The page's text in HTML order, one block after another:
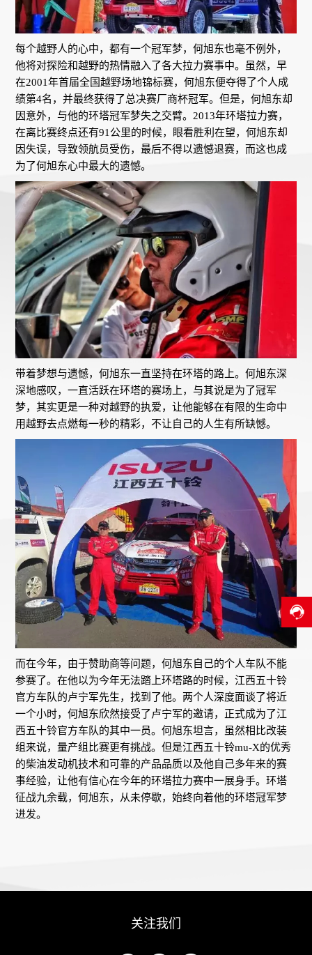
每个越野人的心中，都有一个冠军梦，何旭东也毫不例外，
他将对探险和越野的热情融入了各大拉力赛事中。虽然，早
在2001年首届全国越野场地锦标赛，何旭东便夺得了个人成
绩第4名，并最终获得了总决赛厂商杯冠军。但是，何旭东却
因意外，与他的环塔冠军梦失之交臂。2013年环塔拉力赛，
在离比赛终点还有91公里的时候，眼看胜利在望，何旭东却
因失误，导致领航员受伤，最后不得以遗憾退赛，而这也成
为了何旭东心中最大的遗憾。
带着梦想与遗憾，何旭东一直坚持在环塔的路上。何旭东深
深地感叹，一直活跃在环塔的赛场上，与其说是为了冠军
梦，其实更是一种对越野的执爱，让他能够在有限的生命中
用越野去点燃每一秒的精彩，不让自己的人生有所缺憾。
而在今年，由于赞助商等问题，何旭东自己的个人车队不能
参赛了。在他以为今年无法踏上环塔路的时候，江西五十铃
官方车队的卢宁军先生，找到了他。两个人深度面谈了将近
一个小时，何旭东欣然接受了卢宁军的邀请，正式成为了江
西五十铃官方车队的其中一员。何旭东坦言，虽然相比改装
组来说，量产组比赛更有挑战。但是江西五十铃mu-X的优秀
的柴油发动机技术和可靠的产品品质以及他自己多年来的赛
事经验，让他有信心在今年的环塔拉力赛中一展身手。环塔
征战九余载，何旭东，从未停歇，始终向着他的环塔冠军梦
进发。
关注我们